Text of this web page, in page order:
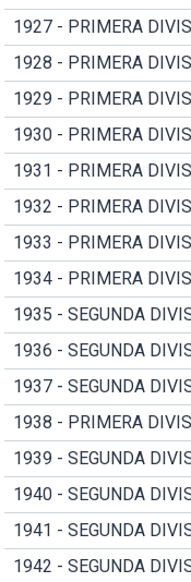
1927 - PRIMERA
1928 - PRIMERA
1929 - PRIMERA
1930 - PRIMERA
1931 - PRIMERA
1932 - PRIMERA
1933 - PRIMERA
1934 - PRIMERA
1935 - SEGUNDA
1936 - SEGUNDA
1937 - SEGUNDA
1938 - PRIMERA
1939 - SEGUNDA
1940 - SEGUNDA
1941 - SEGUNDA
1942 - SEGUNDA